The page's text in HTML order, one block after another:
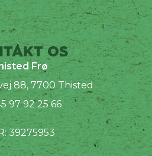
OS
Frø
88, 7700 Thisted
97 92 25 66
39275953